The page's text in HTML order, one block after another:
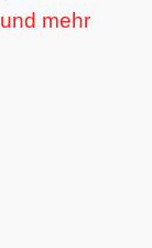
mehr